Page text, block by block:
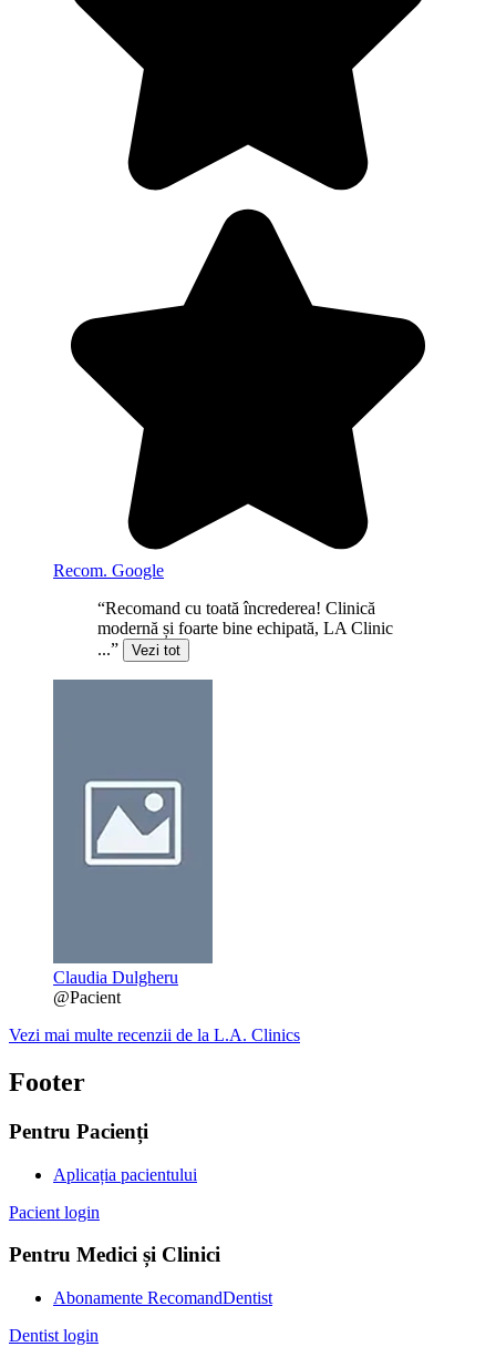
Recom. Google
“Recomand cu toată încrederea! Clinică
modernă și foarte bine echipată, LA Clinic
...”
Vezi tot
Claudia Dulgheru
@Pacient
Vezi mai multe recenzii de la L.A. Clinics
Footer
Pentru Pacienți
Aplicația pacientului
Pacient login
Pentru Medici și Clinici
Abonamente RecomandDentist
Dentist login